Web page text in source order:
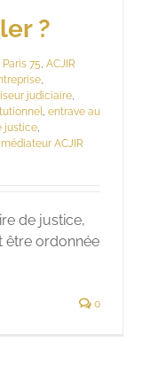
?
Paris 75, ACJIR
,
judiciaire,
, entrave au
justice,
médiateur ACJIR
de justice,
être ordonnée
0